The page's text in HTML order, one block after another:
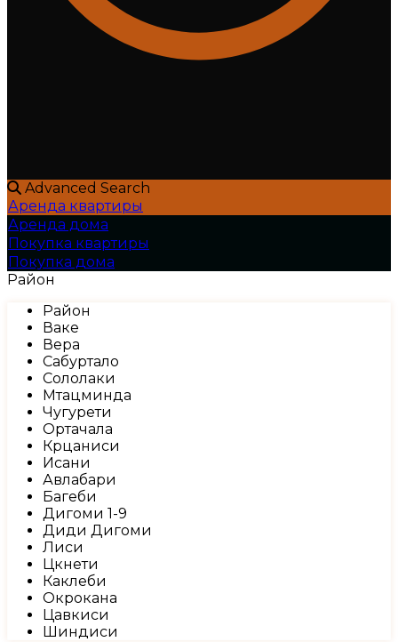
Advanced Search
Аренда квартиры
Аренда дома
Покупка квартиры
Покупка дома
Район
Район
Ваке
Вера
Сабуртало
Сололаки
Мтацминда
Чугурети
Ортачала
Крцаниси
Исани
Авлабари
Багеби
Дигоми 1-9
Диди Дигоми
Лиси
Цкнети
Каклеби
Окрокана
Цавкиси
Шиндиси